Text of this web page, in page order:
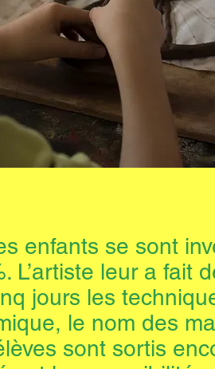
enfants se sont
L’artiste leur a fait
jours les
le nom des
sont sortis